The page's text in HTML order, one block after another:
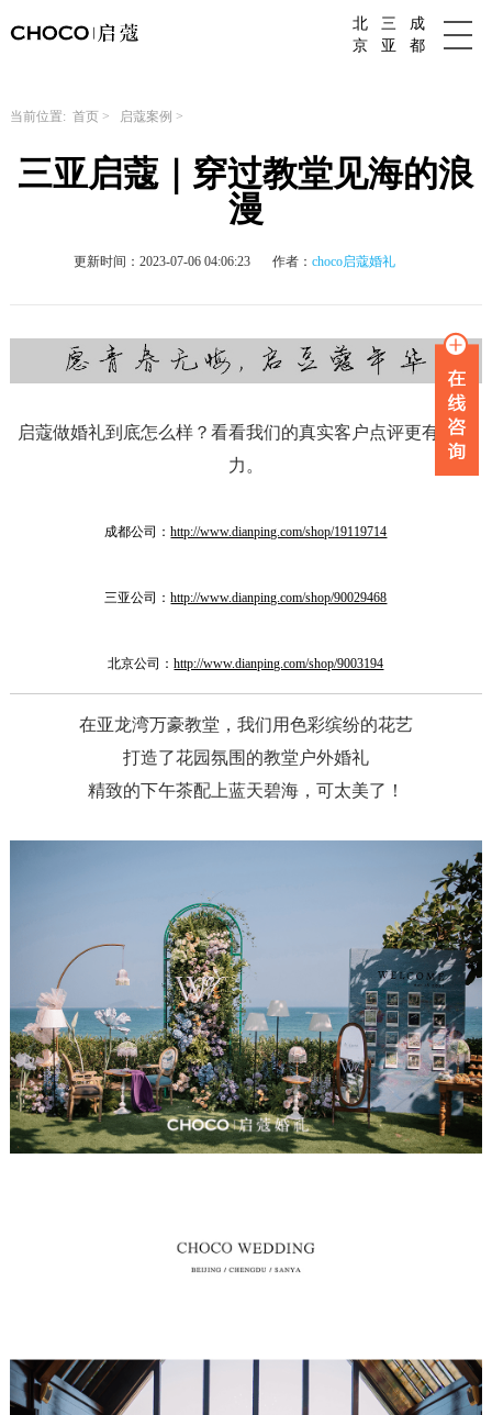
北
京
三
亚
成
都
当前位置: 首页> 启蔻案例 >
三亚启蔻｜穿过教堂见海的浪
漫
更新时间：2023-07-06 04:06:23 作者：choco启蔻婚礼
启蔻做婚礼到底怎么样？看看我们的真实客户点评更有说服
力。
成都公司：http://www.dianping.com/shop/19119714
三亚公司：http://www.dianping.com/shop/90029468
北京公司：http://www.dianping.com/shop/9003194
在亚龙湾万豪教堂，我们用色彩缤纷的花艺
打造了花园氛围的教堂户外婚礼
精致的下午茶配上蓝天碧海，可太美了！